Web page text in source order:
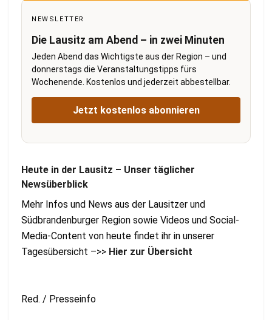
NEWSLETTER
Die Lausitz am Abend – in zwei Minuten
Jeden Abend das Wichtigste aus der Region – und
donnerstags die Veranstaltungstipps fürs
Wochenende. Kostenlos und jederzeit abbestellbar.
Jetzt kostenlos abonnieren
Heute in der Lausitz – Unser täglicher
Newsüberblick
Mehr Infos und News aus der Lausitzer und
Südbrandenburger Region sowie Videos und Social-
Media-Content von heute findet ihr in unserer
Tagesübersicht –>> Hier zur Übersicht
Red. / Presseinfo